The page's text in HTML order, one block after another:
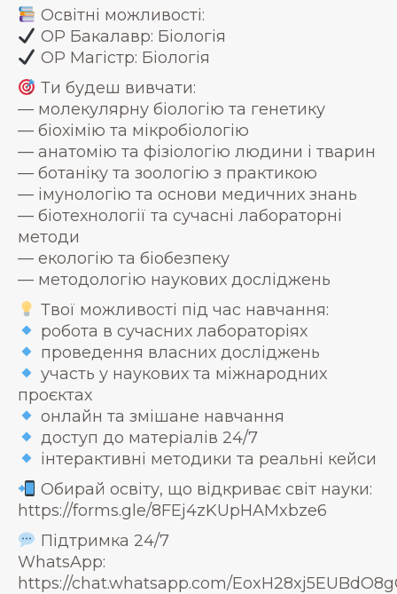
Освітні можливості:
ОР Бакалавр: Біологія
ОР Магістр: Біологія
Ти будеш вивчати:
— молекулярну біологію та генетику
— біохімію та мікробіологію
— анатомію та фізіологію людини і тварин
— ботаніку та зоологію з практикою
— імунологію та основи медичних знань
— біотехнології та сучасні лабораторні
методи
— екологію та біобезпеку
— методологію наукових досліджень
Твої можливості під час навчання:
робота в сучасних лабораторіях
проведення власних досліджень
участь у наукових та міжнародних
проєктах
онлайн та змішане навчання
доступ до матеріалів 24/7
інтерактивні методики та реальні кейси
Обирай освіту, що відкриває світ науки:
https://forms.gle/8FEj4zKUpHAMxbze6
Підтримка 24/7
WhatsApp:
https://chat.whatsapp.com/